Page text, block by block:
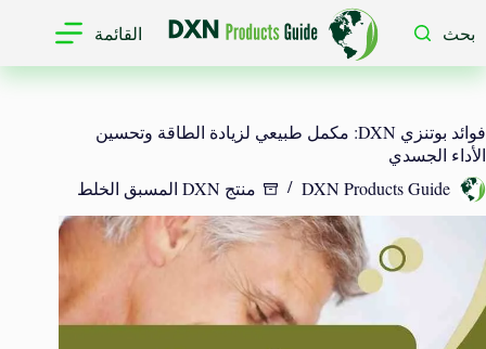
إلىبحث القائمة
فوائد بوتنزي DXN: مكمل طبيعي لزيادة الطاقة وتحسين
الأداء الجسدي
DXN Products Guide
منتج DXN المسبق الخلط